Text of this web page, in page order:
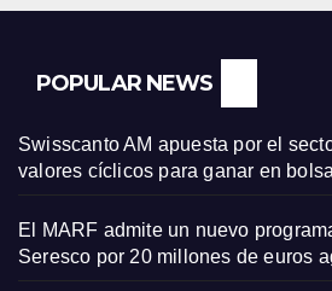
POPULAR NEWS
Swisscanto AM apuesta por el
valores cíclicos para ganar en bolsa
El MARF admite un nuevo
Seresco por 20 millones de euros